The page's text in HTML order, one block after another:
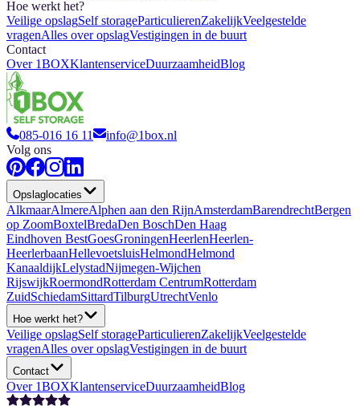
Hoe werkt het?
Veilige opslagSelf storageParticulierenZakelijkVeelgestelde
vragenAlles over opslagVestigingen in de buurt
Contact
Over 1BOXKlantenserviceDuurzaamheidBlog
085-016 16 11
info@1box.nl
Volg ons
Opslaglocaties
AlkmaarAlmereAlphen aan den RijnAmsterdamBarendrechtBergen
op ZoomBoxtelBredaDen BoschDen Haag
Eindhoven BestGoesGroningenHeerlenHeerlen-
HeerlerbaanHellevoetsluisHelmondHelmond
KanaaldijkLelystadNijmegen-Wijchen
RijswijkRoermondRotterdam CentrumRotterdam
ZuidSchiedamSittardTilburgUtrechtVenlo
Hoe werkt het?
Veilige opslagSelf storageParticulierenZakelijkVeelgestelde
vragenAlles over opslagVestigingen in de buurt
Contact
Over 1BOXKlantenserviceDuurzaamheidBlog